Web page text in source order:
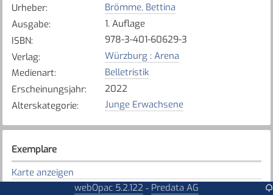
Urheber:
Brömme, Bettina
Ausgabe:
1. Auflage
ISBN:
978-3-401-60629-3
Verlag:
Würzburg : Arena
Medienart:
Belletristik
Erscheinungsjahr:
2022
Alterskategorie: Junge Erwachsene
Exemplare
Karte anzeigen
Tafers - St. Antoni - Alterswil
webOpac 5.2.122 - Predata AG